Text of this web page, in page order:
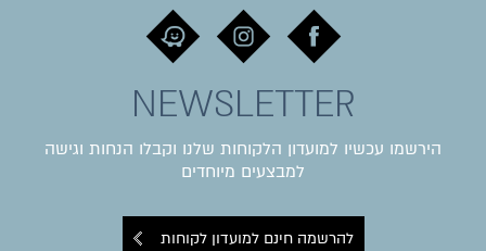
NEWSLETTER
הירשמו עכשיו למועדון הלקוחות שלנו וקבלו הנחות וגישה
למבצעים מיוחדים
להרשמה חינם למועדון לקוחות